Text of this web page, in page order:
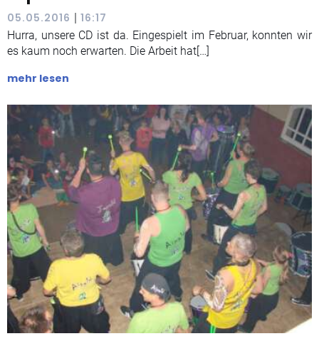
05.05.2016 | 16:17
Hurra, unsere CD ist da. Eingespielt im Februar, konnten wir
es kaum noch erwarten. Die Arbeit hat[…]
mehr lesen